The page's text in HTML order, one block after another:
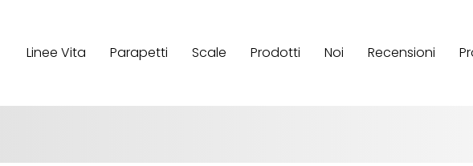
Linee Vita Parapetti Scale Prodotti Noi Recensioni